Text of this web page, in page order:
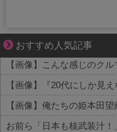
おすすめ人気記事
ブブ家のドタバタが、今日
【画像】こんな感じのク
お前ら「日本も核武装汁